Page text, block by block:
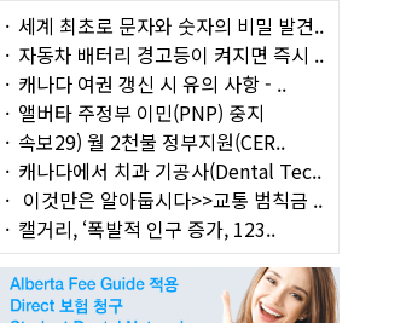
세계 최초로 문자와 숫자의 비밀 발견..
자동차 배터리 경고등이 켜지면 즉시 ..
캐나다 여권 갱신 시 유의 사항 - ..
앨버타 주정부 이민(PNP) 중지
속보29) 월 2천불 정부지원(CER..
캐나다에서 치과 기공사(Dental Tec..
이것만은 알아둡시다>>교통 범칙금 ..
캘거리, ‘폭발적 인구 증가, 123..